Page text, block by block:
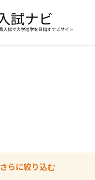
さらに絞り込む